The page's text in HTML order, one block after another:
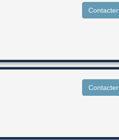
Contacter
Contacter